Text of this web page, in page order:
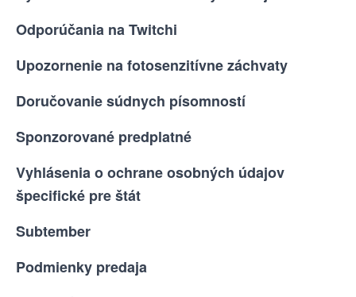
Odporúčania na Twitchi
Upozornenie na fotosenzitívne záchvaty
Doručovanie súdnych písomností
Sponzorované predplatné
Vyhlásenia o ochrane osobných údajov
špecifické pre štát
Subtember
Podmienky predaja